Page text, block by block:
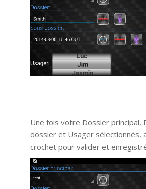
Une fois votre Dossier principal,
dossier et Usager sélectionnés,
crochet pour valider et